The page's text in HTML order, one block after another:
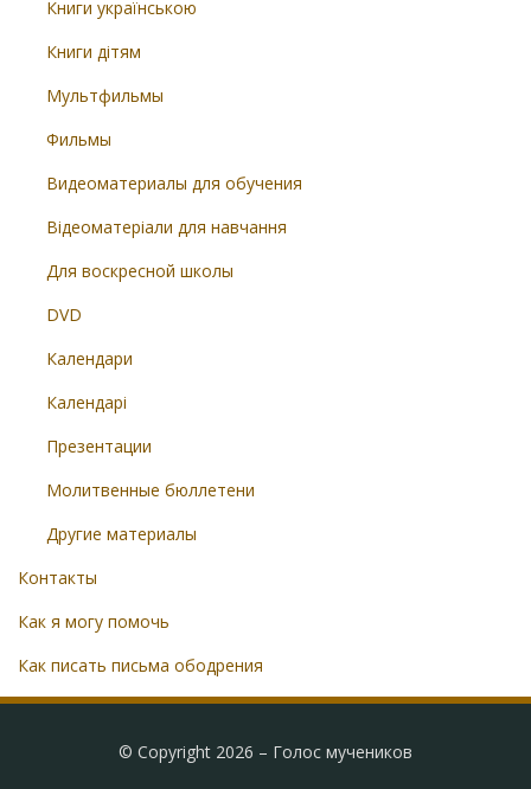
Книги українською
Книги дітям
Мультфильмы
Фильмы
Видеоматериалы для обучения
Відеоматеріали для навчання
Для воскресной школы
DVD
Календари
Календарі
Презентации
Молитвенные бюллетени
Другие материалы
Контакты
Как я могу помочь
Как писать письма ободрения
© Copyright 2026 – Голос мучеников